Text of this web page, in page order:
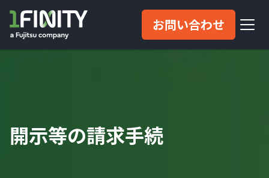
お問い合わせ
開示等の請求手続